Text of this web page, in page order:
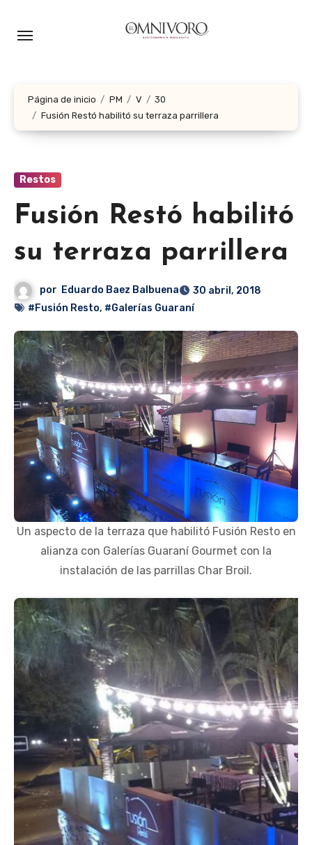
Página de inicio PM V
30
Fusión Restó habilitó su terraza parrillera
Restos
Fusión Restó habilitó
su terraza parrillera
por Eduardo Baez Balbuena
30 abril, 2018
#Fusión Resto, #Galerías Guaraní
Un aspecto de la terraza que habilitó Fusión Resto en
alianza con Galerías Guaraní Gourmet con la
instalación de las parrillas Char Broil.